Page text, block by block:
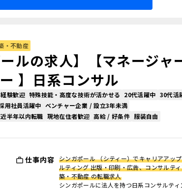
・不動産
ルの求人】【マネージャ
】日系コンサル
験歓迎 特殊技能・高度な技術が活かせる 20代活躍中 30代活
用社員活躍中 ベンチャー企業 / 設立3年未満
半年以内転職 現地在住者歓迎 高給 / 好条件 服装自由
仕事内容 シンガポール （シティー）でキャリアアッ
ルティング 出版・印刷・広告、コンサルテ
築・不動産 の転職求人
シンガポールに法人を持つ日系コンサルティ